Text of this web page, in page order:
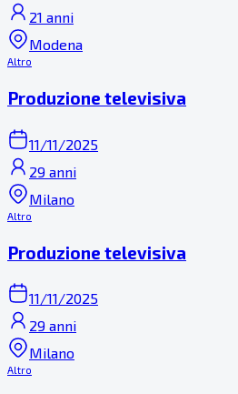
21 anni
Modena
Altro
Produzione televisiva
11/11/2025
29 anni
Milano
Altro
Produzione televisiva
11/11/2025
29 anni
Milano
Altro